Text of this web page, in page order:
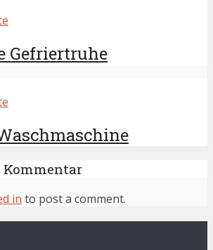
Gefriertruhe
Kommentar
in to post a comment.